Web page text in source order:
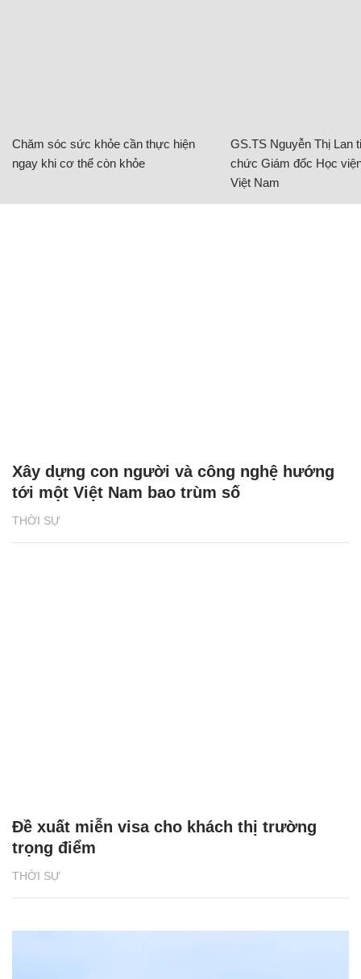
Chăm sóc sức khỏe cần thực hiện
ngay khi cơ thể còn khỏe
GS.TS Nguyễn Thị Lan
chức Giám đốc Học
Việt Nam
THỜI SỰ
Xây dựng con người và công nghệ hướng
tới một Việt Nam bao trùm số
THỜI SỰ
Đề xuất miễn visa cho khách thị trường
trọng điểm